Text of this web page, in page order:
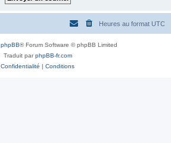
Heures au format UTC
phpBB® Forum Software © phpBB Limited
Traduit parphpBB-fr.com
Confidentialité | Conditions